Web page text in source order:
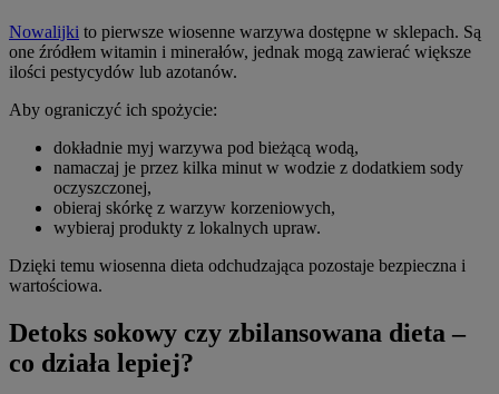
Nowalijki to pierwsze wiosenne warzywa dostępne w sklepach. Są
one źródłem witamin i minerałów, jednak mogą zawierać większe
ilości pestycydów lub azotanów.
Aby ograniczyć ich spożycie:
dokładnie myj warzywa pod bieżącą wodą,
namaczaj je przez kilka minut w wodzie z dodatkiem sody
oczyszczonej,
obieraj skórkę z warzyw korzeniowych,
wybieraj produkty z lokalnych upraw.
Dzięki temu wiosenna dieta odchudzająca pozostaje bezpieczna i
wartościowa.
Detoks sokowy czy zbilansowana dieta –
co działa lepiej?